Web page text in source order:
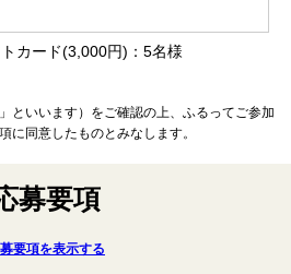
カード(3,000円)：5名様
といいます）をご確認の上、ふるってご参加
に同意したものとみなします。
募要項
要項を表示する